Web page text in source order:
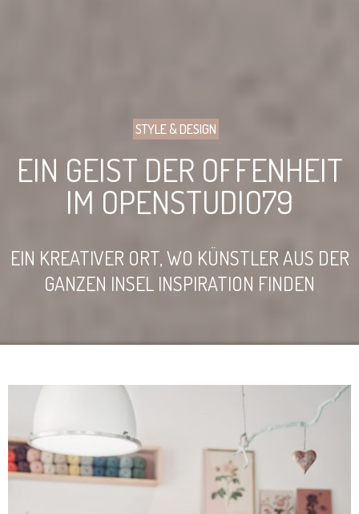
STYLE & DESIGN
EIN GEIST DER OFFENHEIT
IM OPENSTUDIO79
EIN KREATIVER ORT, WO KÜNSTLER AUS DER
GANZEN INSEL INSPIRATION FINDEN